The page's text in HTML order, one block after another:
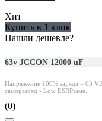
Хит
Купить в 1 клик
Нашли дешевле?
63v JCCON 12000 uF
Напряжение 100% заряда = 63
саморазряд - Low ESRРазме..
(0)